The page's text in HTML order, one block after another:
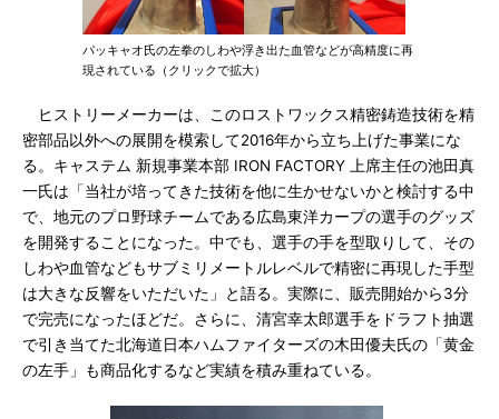
パッキャオ氏の左拳のしわや浮き出た血管などが高精度に再
現されている（クリックで拡大）
ヒストリーメーカーは、このロストワックス精密鋳造技術を精
密部品以外への展開を模索して2016年から立ち上げた事業にな
る。キャステム 新規事業本部 IRON FACTORY 上席主任の池田真
一氏は「当社が培ってきた技術を他に生かせないかと検討する中
で、地元のプロ野球チームである広島東洋カープの選手のグッズ
を開発することになった。中でも、選手の手を型取りして、その
しわや血管などもサブミリメートルレベルで精密に再現した手型
は大きな反響をいただいた」と語る。実際に、販売開始から3分
で完売になったほどだ。さらに、清宮幸太郎選手をドラフト抽選
で引き当てた北海道日本ハムファイターズの木田優夫氏の「黄金
の左手」も商品化するなど実績を積み重ねている。